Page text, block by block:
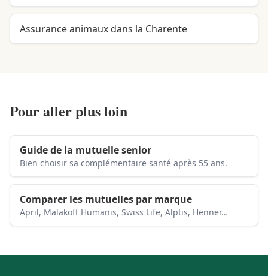
Assurance animaux dans la Charente
Pour aller plus loin
Guide de la mutuelle senior
Bien choisir sa complémentaire santé après 55 ans.
Comparer les mutuelles par marque
April, Malakoff Humanis, Swiss Life, Alptis, Henner…